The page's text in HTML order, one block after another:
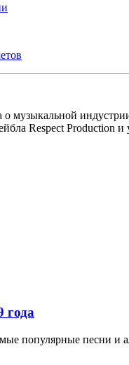
музыкальной
Respect Production
года
популярные песни и